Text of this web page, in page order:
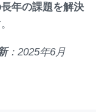
年の課題を解決
：2025年6月